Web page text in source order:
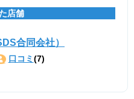
店舗
合同会社）
口コミ (7)